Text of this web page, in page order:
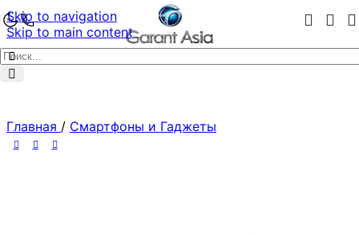
Skip to navigation
Skip to main content
Главная / Смартфоны и Гаджеты